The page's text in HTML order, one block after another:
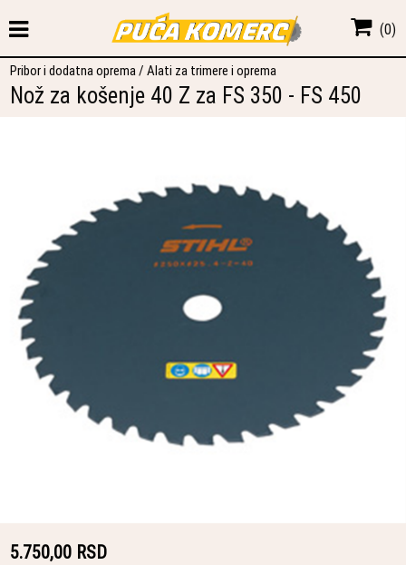
(0)
Pribor i dodatna oprema/Alati za trimere i oprema
Nož za košenje 40 Z za FS 350 - FS 450
5.750,00 RSD